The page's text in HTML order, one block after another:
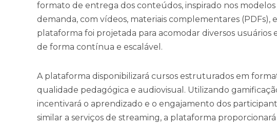
formato de entrega dos conteúdos, inspirado nos
demanda, com vídeos, materiais complementares (PDFs),
plataforma foi projetada para acomodar diversos usuários
de forma contínua e escalável.
A plataforma disponibilizará cursos estruturados em
qualidade pedagógica e audiovisual. Utilizando
incentivará o aprendizado e o engajamento dos
similar a serviços de streaming, a plataforma